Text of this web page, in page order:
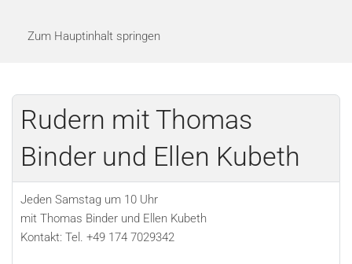
Zum Hauptinhalt springen
Rudern mit Thomas
Binder und Ellen Kubeth
Jeden Samstag um 10 Uhr
mit Thomas Binder und Ellen Kubeth
Kontakt: Tel. +49 174 7029342